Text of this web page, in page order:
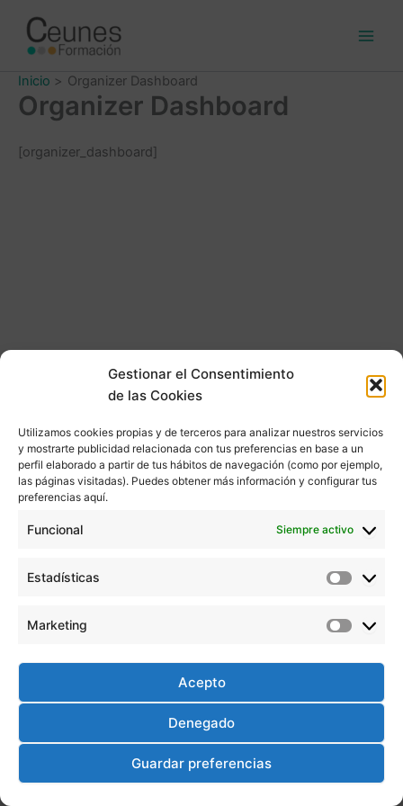
Gestionar el Consentimiento
de las Cookies
Utilizamos cookies propias y de terceros para analizar nuestros servicios
y mostrarte publicidad relacionada con tus preferencias en base a un
perfil elaborado a partir de tus hábitos de navegación (como por ejemplo,
las páginas visitadas). Puedes obtener más información y configurar tus
preferencias aquí.
Funcional Siempre activo
Estadísticas
Marketing
Acepto
Denegado
Guardar preferencias
contenido
Inicio
Organizer Dashboard
Organizer Dashboard
[organizer_dashboard]
Inicio
Políticas de Calidad
Todos los derechos Ceunes Formación © 2026